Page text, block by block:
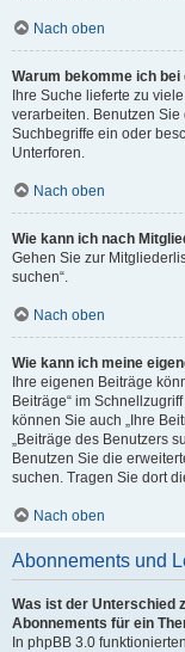
Nach oben
Warum bekomme ich
Ihre Suche lieferte zu
verarbeiten. Benutzen
Suchbegriffe ein oder
Unterforen.
Nach oben
Wie kann ich nach
Gehen Sie zur
suchen“.
Nach oben
Wie kann ich meine
Ihre eigenen Beiträge
Beiträge“ im
können Sie auch „Ihre
„Beiträge des Benutzers
Benutzen Sie die
suchen. Tragen Sie dort
Nach oben
Abonnements und
Was ist der Unterschied
Abonnements für ein
In phpBB 3.0